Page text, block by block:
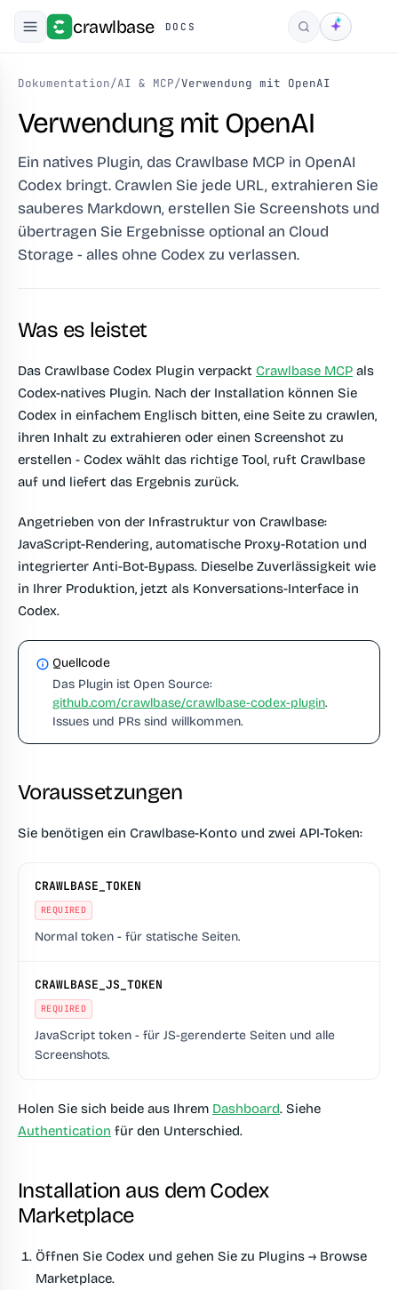
crawlbase DOCS Suchen
Dokumentation/AI & MCP/Verwendung mit OpenAI
Verwendung mit OpenAI
Ein natives Plugin, das Crawlbase MCP in OpenAI
Codex bringt. Crawlen Sie jede URL, extrahieren Sie
sauberes Markdown, erstellen Sie Screenshots und
übertragen Sie Ergebnisse optional an Cloud
Storage - alles ohne Codex zu verlassen.
Was es leistet
Das Crawlbase Codex Plugin verpackt Crawlbase MCP als
Codex-natives Plugin. Nach der Installation können Sie
Codex in einfachem Englisch bitten, eine Seite zu crawlen,
ihren Inhalt zu extrahieren oder einen Screenshot zu
erstellen - Codex wählt das richtige Tool, ruft Crawlbase
auf und liefert das Ergebnis zurück.
Angetrieben von der Infrastruktur von Crawlbase:
JavaScript-Rendering, automatische Proxy-Rotation und
integrierter Anti-Bot-Bypass. Dieselbe Zuverlässigkeit wie
in Ihrer Produktion, jetzt als Konversations-Interface in
Codex.
Quellcode
Das Plugin ist Open Source:
github.com/crawlbase/crawlbase-codex-plugin.
Issues und PRs sind willkommen.
Voraussetzungen
Sie benötigen ein Crawlbase-Konto und zwei API-Token:
CRAWLBASE_TOKEN
REQUIRED
Normal token - für statische Seiten.
CRAWLBASE_JS_TOKEN
REQUIRED
JavaScript token - für JS-gerenderte Seiten und alle
Screenshots.
Holen Sie sich beide aus Ihrem Dashboard. Siehe
Authentication für den Unterschied.
Installation aus dem Codex
Marketplace
Öffnen Sie Codex und gehen Sie zu Plugins → Browse
Marketplace.